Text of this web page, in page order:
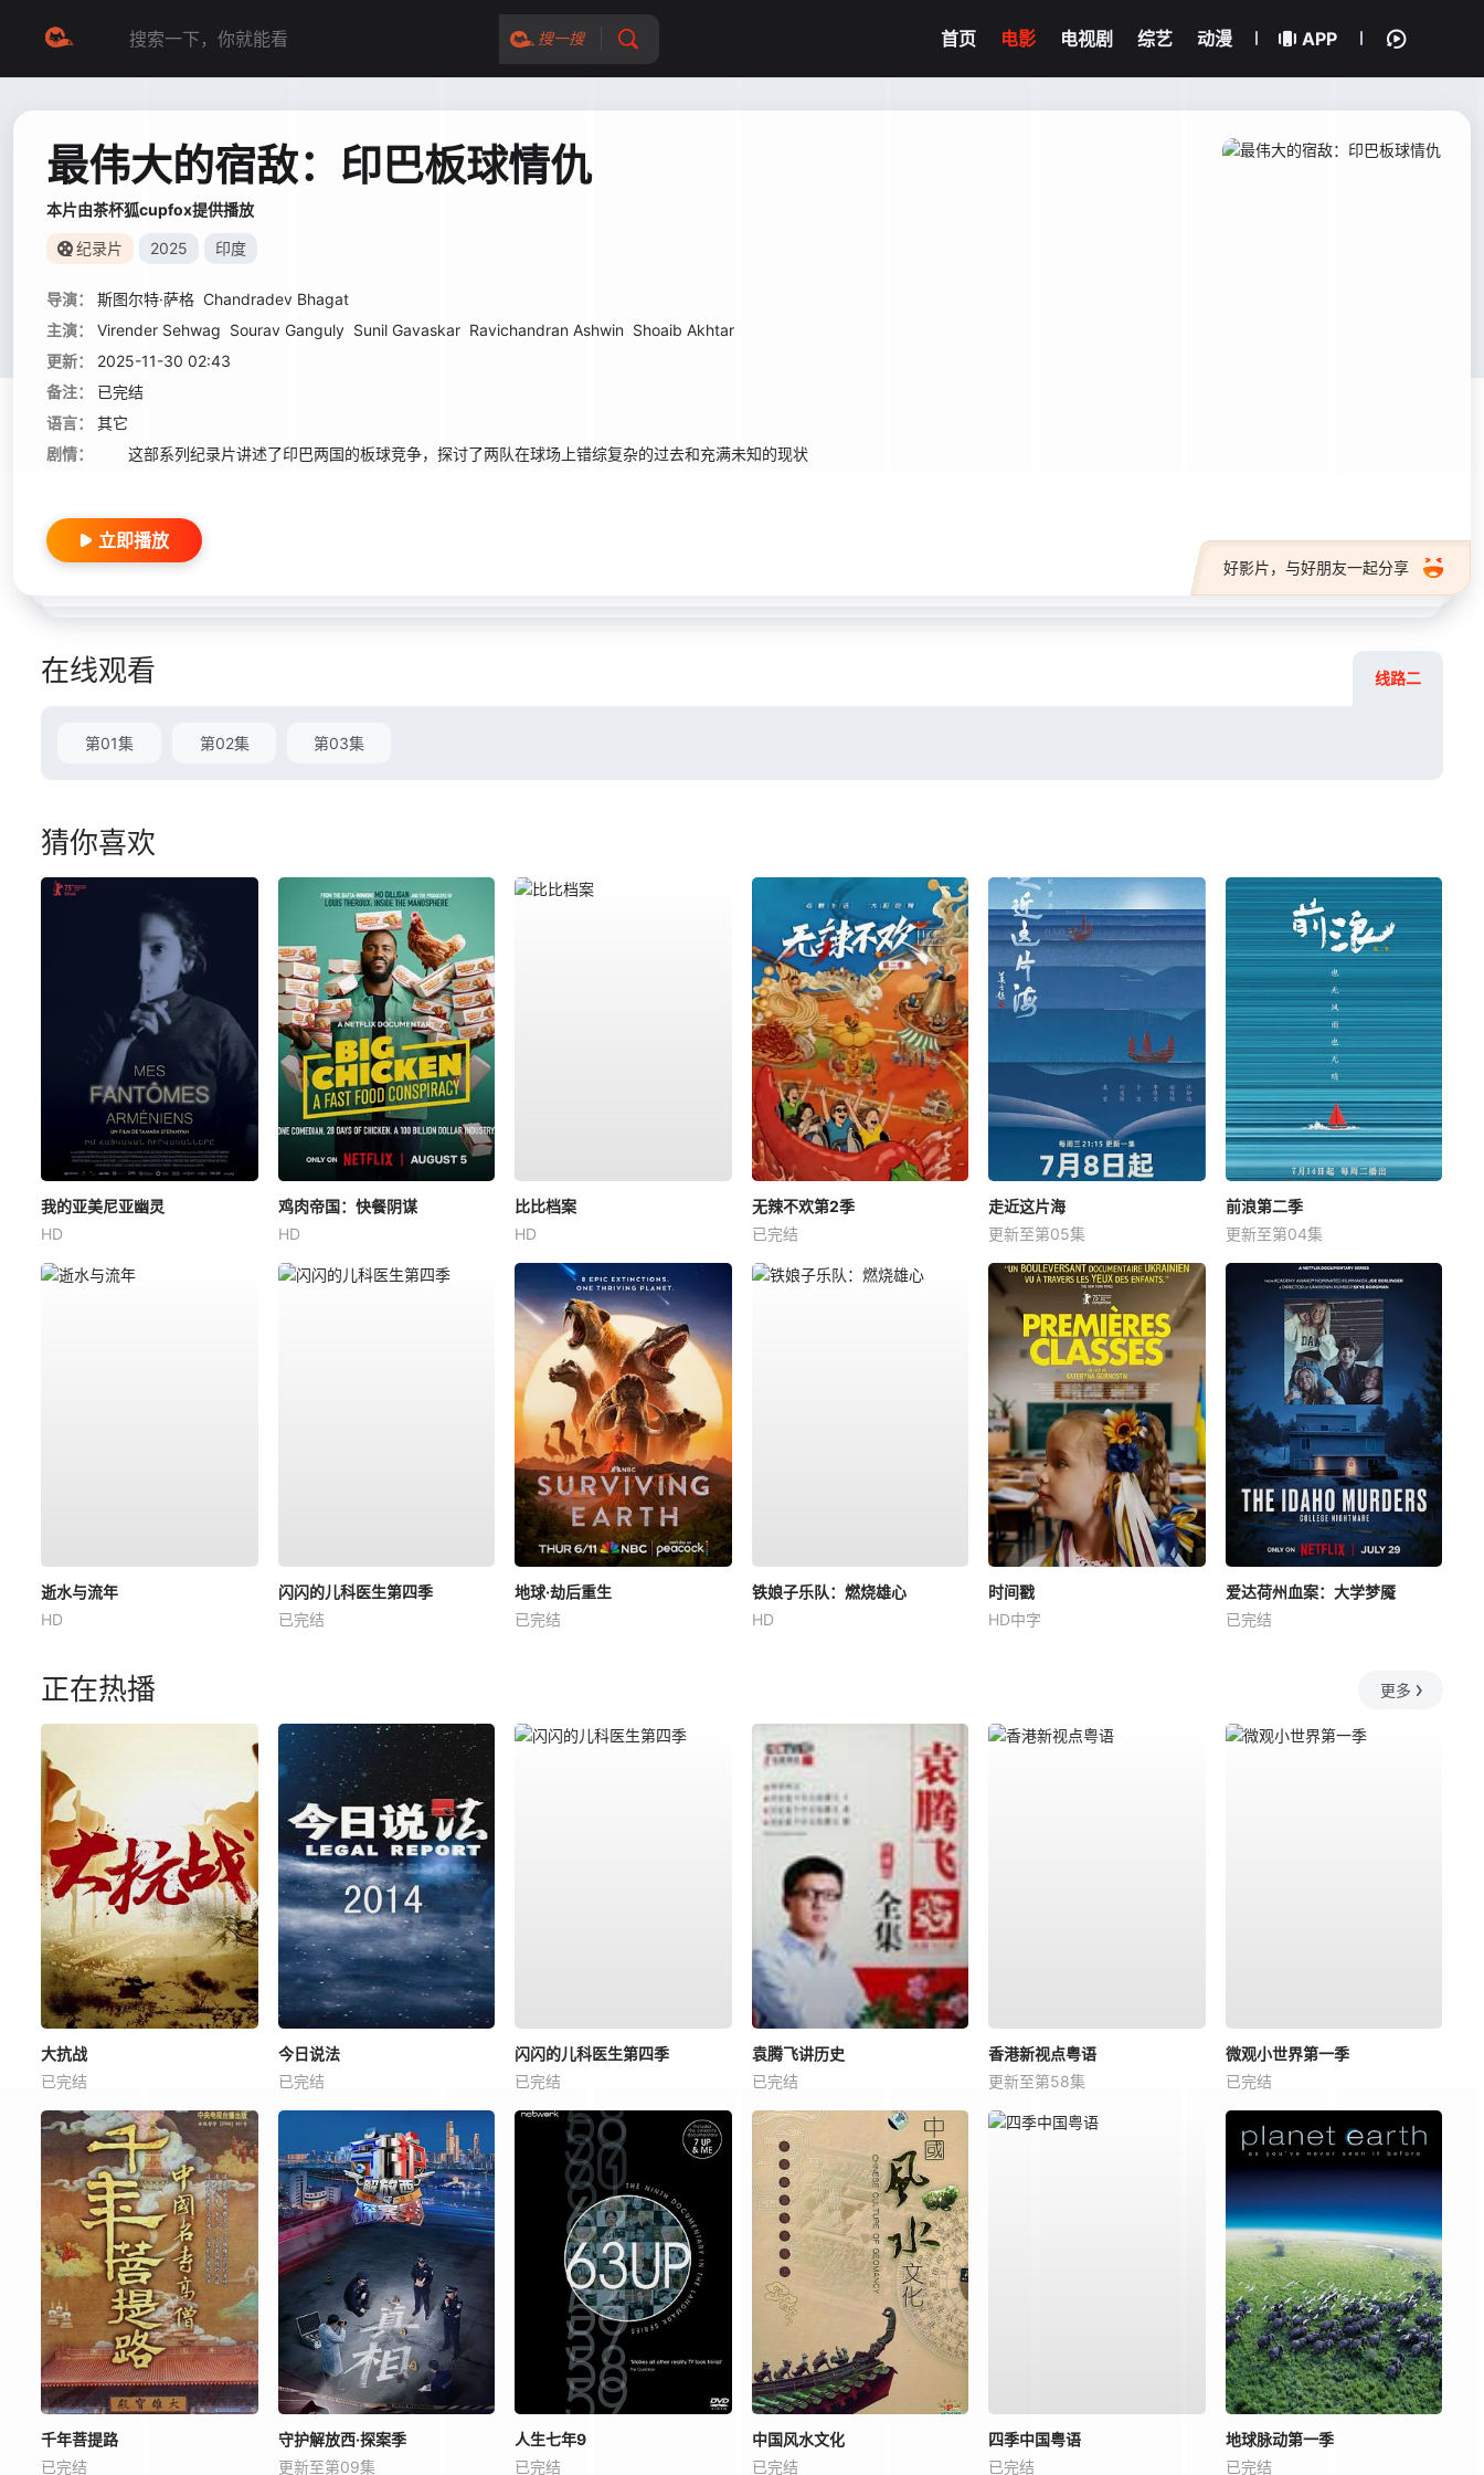
搜一搜 首页 电影 电视剧 综艺 动漫 APP
最伟大的宿敌：印巴板球情仇
本片由茶杯狐cupfox提供播放
纪录片 2025 印度
导演： 斯图尔特·萨格 Chandradev Bhagat
主演：
Virender Sehwag Sourav Ganguly Sunil Gavaskar Ravichandran Ashwin Shoaib Akhtar
更新：
2025-11-30 02:43
备注：
已完结
语言：
其它
剧情：
这部系列纪录片讲述了印巴两国的板球竞争，探讨了两队在球场上错综复杂的过去和充满未知的现状
好影片，与好朋友一起分享
立即播放
在线观看 线路二
第01集 第02集 第03集
猜你喜欢
我的亚美尼亚幽灵
HD
鸡肉帝国：快餐阴谋
HD
比比档案
HD
无辣不欢第2季
已完结
走近这片海
更新至第05集
前浪第二季
更新至第04集
逝水与流年
HD
闪闪的儿科医生第四季
已完结
地球·劫后重生
已完结
铁娘子乐队：燃烧雄心
HD
时间戳
HD中字
爱达荷州血案：大学梦魇
已完结
正在热播 更多
大抗战
已完结
今日说法
已完结
闪闪的儿科医生第四季
已完结
袁腾飞讲历史
已完结
香港新视点粤语
更新至第58集
微观小世界第一季
已完结
千年菩提路
已完结
守护解放西·探案季
更新至第09集
人生七年9
已完结
中国风水文化
已完结
四季中国粤语
已完结
地球脉动第一季
已完结